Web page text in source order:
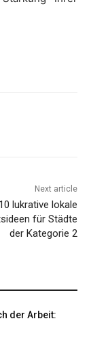
Next article
lukrative lokale
für Städte
der Kategorie 2
der Arbeit: